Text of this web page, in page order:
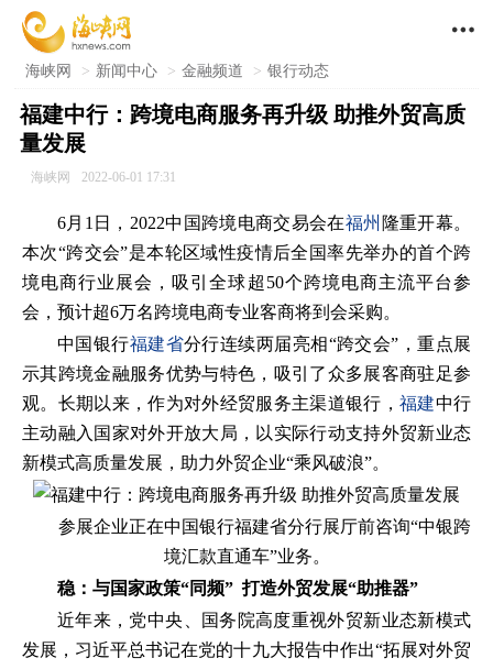

海峡网 > 新闻中心 > 金融频道 > 银行动态
福建中行：跨境电商服务再升级 助推外贸高质
量发展
海峡网 2022-06-01 17:31
6月1日，2022中国跨境电商交易会在福州 隆重开幕。
本次“跨交会”是本轮区域性疫情后全国率先举办的首个跨
境电商行业展会，吸引全球超50个跨境电商主流平台参
会，预计超6万名跨境电商专业客商将到会采购。
中国银行福建省分行连续两届亮相“跨交会”，重点展
示其跨境金融服务优势与特色，吸引了众多展客商驻足参
观。长期以来，作为对外经贸服务主渠道银行， 福建中行
主动融入国家对外开放大局，以实际行动支持外贸新业态
新模式高质量发展，助力外贸企业“乘风破浪”。
参展企业正在中国银行福建省分行展厅前咨询“中银跨
境汇款直通车”业务。
稳：与国家政策“同频” 打造外贸发展“助推器”
近年来，党中央、国务院高度重视外贸新业态新模式
发展，习近平总书记在党的十九大报告中作出“拓展对外贸